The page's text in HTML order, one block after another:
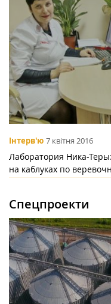
Інтерв'ю 7 квітня 2016
Лаборатория Ника-
на каблуках по
Спецпроекти